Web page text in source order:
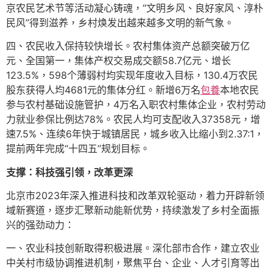
京农民艺术节等活动凝心铸魂，“文明乡风、良好家风、淳朴
民风”得到滋养，乡村焕发出越来越多文明的新气象。
四、农民收入保持较快增长。农村集体资产总额突破万亿
元、全国第一，集体产权交易成交额58.7亿元、增长
123.5%，598个薄弱村均实现年度收入目标，130.4万农民
股东获得人均4681元的集体分红。新增6万名包養本地农民
参与农村基础设施管护，4万名入职农村集体企业，农村劳动
力就业参保比例达78%。农民人均可支配收入37358元，增
速7.5%、连续6年快于城镇居民，城乡收入比缩小到2.37:1，
提前两年完成“十四五”规划目标。
支撑：科技强引领，改革更深
北京市2023年深入推进科技和改革双轮驱动，着力开辟新领
域新赛道，逐步汇聚新动能新优势，持续激发了乡村全面振
兴的强劲动力：
一、农业科技创新取得积极进展。深化部市合作，建立农业
中关村市级协调推进机制，聚焦平台、企业、人才引育等出